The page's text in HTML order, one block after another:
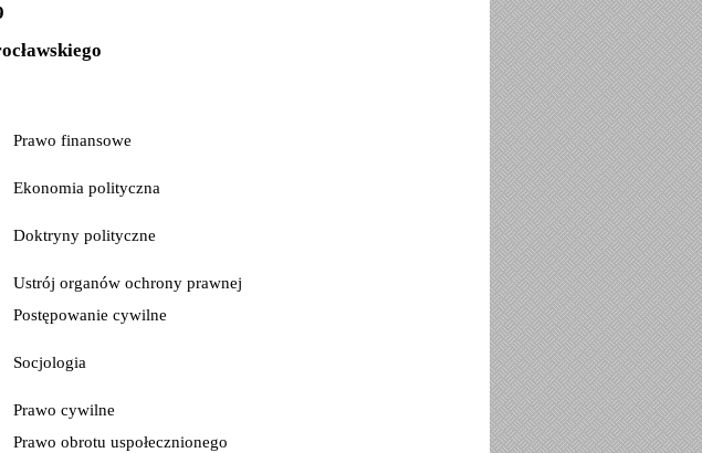
Prawo finansowe
Ekonomia polityczna
Doktryny polityczne
Ustrój organów ochrony prawnej
Postępowanie cywilne
Socjologia
Prawo cywilne
Prawo obrotu uspołecznionego